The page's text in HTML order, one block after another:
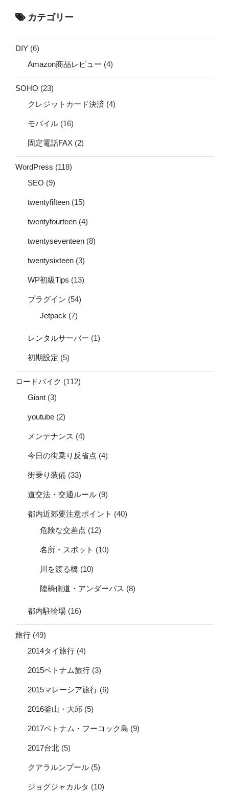
カテゴリー
DIY (6)
Amazon商品レビュー (4)
SOHO (23)
クレジットカード決済 (4)
モバイル (16)
固定電話FAX (2)
WordPress (118)
SEO (9)
twentyfifteen (15)
twentyfourteen (4)
twentyseventeen (8)
twentysixteen (3)
WP初級Tips (13)
プラグイン (54)
Jetpack (7)
レンタルサーバー (1)
初期設定 (5)
ロードバイク (112)
Giant (3)
youtube (2)
メンテナンス (4)
今日の街乗り反省点 (4)
街乗り装備 (33)
道交法・交通ルール (9)
都内近郊要注意ポイント (40)
危険な交差点 (12)
名所・スポット (10)
川を渡る橋 (10)
陸橋側道・アンダーパス (8)
都内駐輪場 (16)
旅行 (49)
2014タイ旅行 (4)
2015ベトナム旅行 (3)
2015マレーシア旅行 (6)
2016釜山・大邱 (5)
2017ベトナム・フーコック島 (9)
2017台北 (5)
クアラルンプール (5)
ジョグジャカルタ (10)